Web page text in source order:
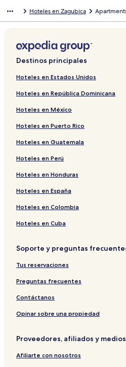
Hoteles en Zagubica
Destinos principales
Hoteles en Estados Unidos
Hoteles en República Dominicana
Hoteles en México
Hoteles en Puerto Rico
Hoteles en Guatemala
Hoteles en Perú
Hoteles en Honduras
Hoteles en España
Hoteles en Colombia
Hoteles en Cuba
Soporte y preguntas
Tus reservaciones
Preguntas frecuentes
Contáctanos
Opinar sobre una propiedad
Proveedores, afiliados y
Afiliarte con nosotros